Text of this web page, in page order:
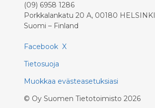
(09) 6958 1286
Porkkalankatu 20 A, 00180 HELSINKI
Suomi – Finland
Facebook X
Tietosuoja
Muokkaa evästeasetuksiasi
© Oy Suomen Tietotoimisto 2026